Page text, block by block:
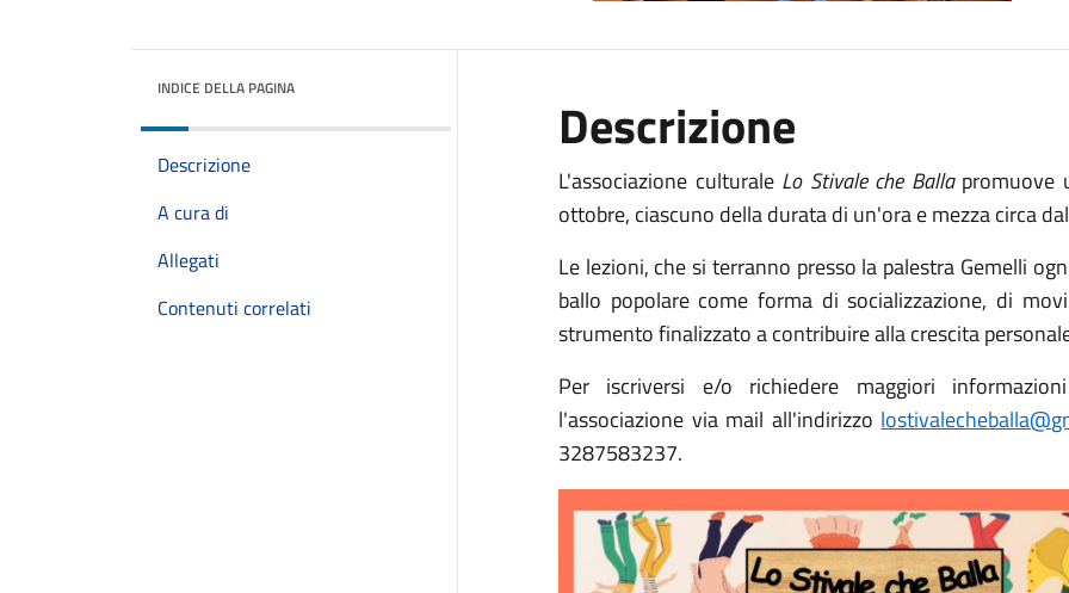
INDICE DELLA PAGINA
Descrizione
A cura di
Allegati
Contenuti correlati
Descrizione
L'associazione culturale Lo Stivale che Ballapromuove
ottobre, ciascuno della durata di un'ora e mezza circa
Le lezioni, che si terranno presso la palestra Gemelli
ballo popolare come forma di socializzazione, di
strumento finalizzato a contribuire alla crescita
Per iscriversi e/o richiedere maggiori
l'associazione via mail all'indirizzo
3287583237.